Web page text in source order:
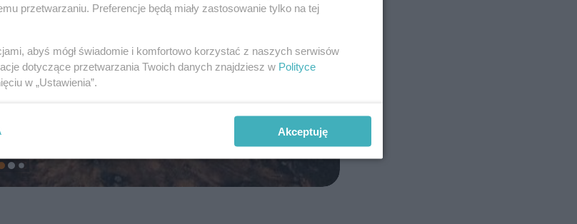
przetwarzaniu. Preferencje będą miały zastosowanie tylko na tej
abyś mógł świadomie i komfortowo korzystać z naszych serwisów
dotyczące przetwarzania Twoich danych znajdziesz w Polityce
w „Ustawienia”.
Akceptuję